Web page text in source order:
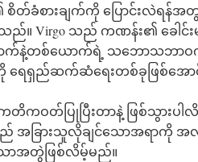
စိတ်ခံစားချက်ကို ပြောင်းလဲရ
။ Virgo သည် ကဏန်း၏ ခေါင်း
ာက်နဲ့တစ်ယောက်ရဲ့ သဘောသဘာဝ
ရှည်ဆက်ဆံရေးတစ်ခုဖြစ်အော
ပြုပြီးတာနဲ့ ဖြစ်သွားပါလိမ့်
သည် အခြားသူလိုချင်သောအရာ
ာအတွဲဖြစ်လိမ့်မည်။